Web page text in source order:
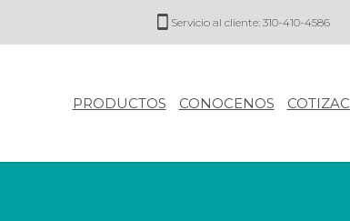
Servicio al cliente: 310-410-4586
PRODUCTOS CONOCENOS